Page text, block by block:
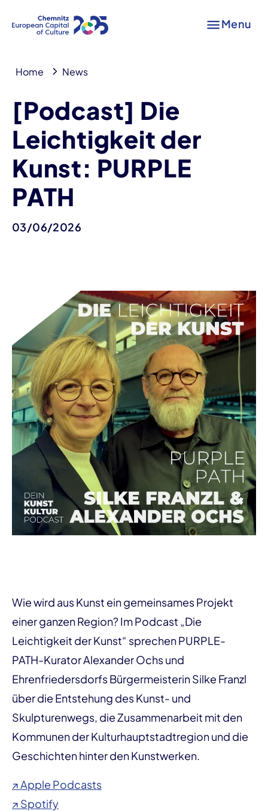
Menu
Home News
[Podcast] Die
Leichtigkeit der
Kunst: PURPLE
PATH
03/06/2026
Wie wird aus Kunst ein gemeinsames Projekt
einer ganzen Region? Im Podcast „Die
Leichtigkeit der Kunst“ sprechen PURPLE-
PATH-Kurator Alexander Ochs und
Ehrenfriedersdorfs Bürgermeisterin Silke Franzl
über die Entstehung des Kunst- und
Skulpturenwegs, die Zusammenarbeit mit den
Kommunen der Kulturhauptstadtregion und die
Geschichten hinter den Kunstwerken.
↗ Apple Podcasts
↗ Spotify